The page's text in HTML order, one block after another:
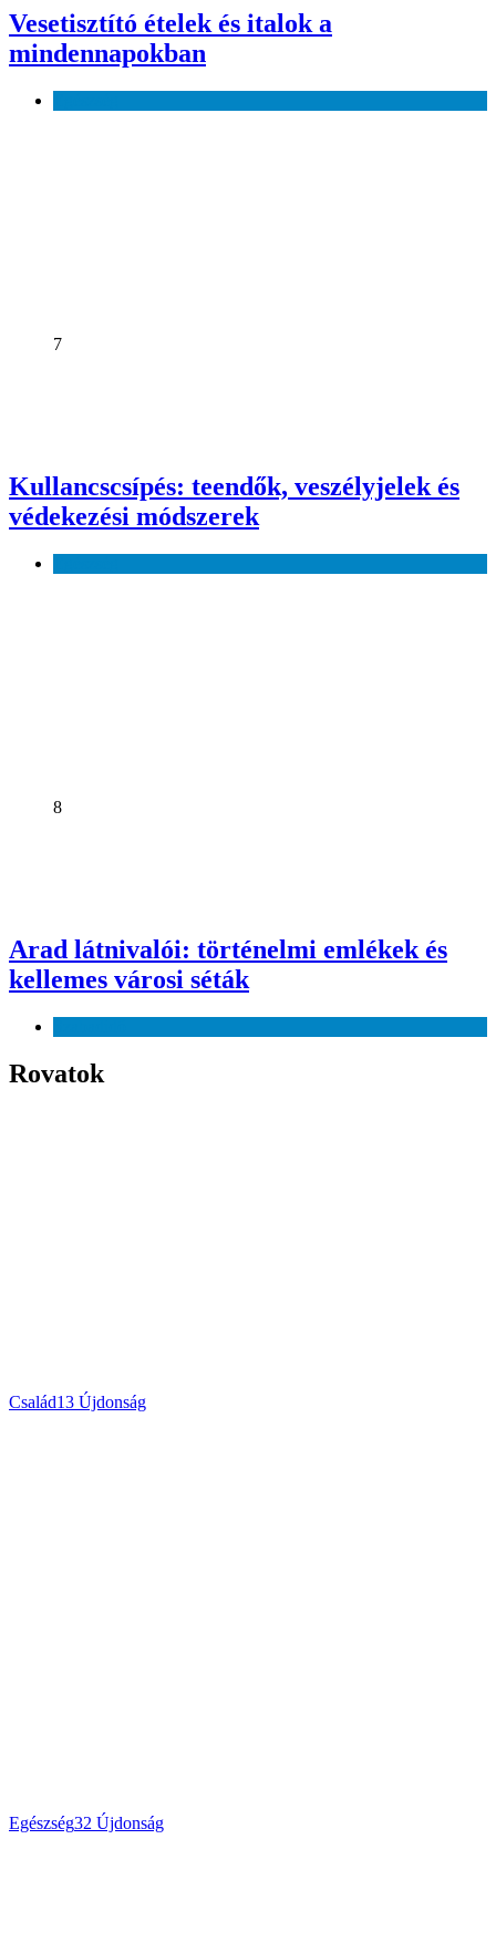
Vesetisztító ételek és italok a
mindennapokban
7
Kullancscsípés: teendők, veszélyjelek és
védekezési módszerek
8
Arad látnivalói: történelmi emlékek és
kellemes városi séták
Rovatok
Család13 Újdonság
Egészség32 Újdonság